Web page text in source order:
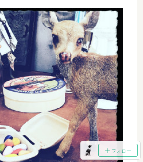
フォロー